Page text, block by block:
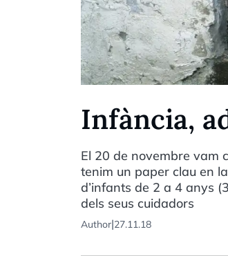
Infància,
El 20 de novembre vam
tenim un paper clau en
d’infants de 2 a 4 anys
dels seus cuidadors
Author|27.11.18